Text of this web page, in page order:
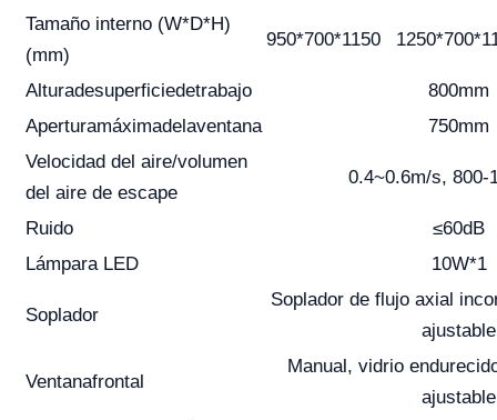
Tamaño interno (W*D*H)
(mm)
950*700*1150
Alturadesuperficiedetrabajo
800mm
Aperturamáximadelaventana
750mm
Velocidad del aire/volumen
del aire de escape
0.4~0.6m/s, 800-
Ruido
≤60dB
Lámpara LED
10W*1
Soplador
Soplador de flujo axial
ajustable
Ventanafrontal
Manual, vidrio
ajustable